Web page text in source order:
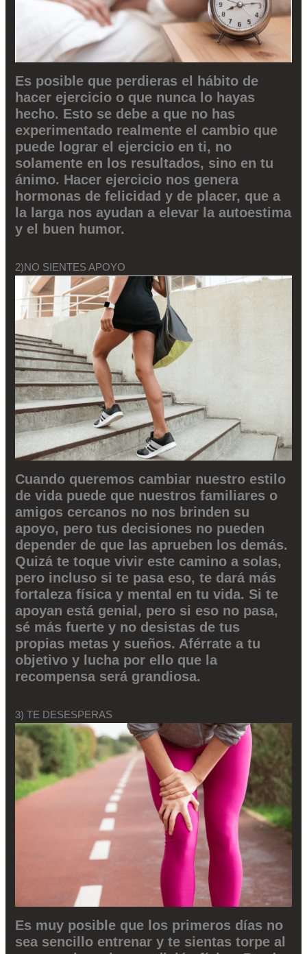
Es posible que perdieras el hábito de
hacer ejercicio o que nunca lo hayas
hecho. Esto se debe a que no has
experimentado realmente el cambio que
puede lograr el ejercicio en ti, no
solamente en los resultados, sino en tu
ánimo. Hacer ejercicio nos genera
hormonas de felicidad y de placer, que a
la larga nos ayudan a elevar la autoestima
y el buen humor.
2)NO SIENTES APOYO
Cuando queremos cambiar nuestro estilo
de vida puede que nuestros familiares o
amigos cercanos no nos brinden su
apoyo, pero tus decisiones no pueden
depender de que las aprueben los demás.
Quizá te toque vivir este camino a solas,
pero incluso si te pasa eso, te dará más
fortaleza física y mental en tu vida. Si te
apoyan está genial, pero si eso no pasa,
sé más fuerte y no desistas de tus
propias metas y sueños. Aférrate a tu
objetivo y lucha por ello que la
recompensa será grandiosa.
3) TE DESESPERAS
Es muy posible que los primeros días no
sea sencillo entrenar y te sientas torpe al